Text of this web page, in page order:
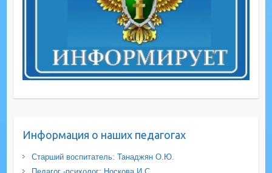
Информация о наших педагогах
Старший воспитатель: Танаджян О.Ю.